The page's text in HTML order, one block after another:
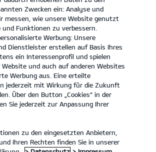
aus, für das du dich interessierst und gib
Zwecken ein: Analyse und
messen, wie unsere Website genutzt
Funktionen zu verbessern.
Werbung: Unsere
Dienstleister erstellen auf Basis Ihres
ein Interessenprofil und spielen
und auch auf anderen Websites
Werbung aus. Eine erteilte
jederzeit mit Wirkung für die Zukunft
Über den Button „Cookies“ in der
Sie jederzeit zur Anpassung Ihrer
zu den eingesetzten Anbietern,
Ihren Rechten finden Sie in unserer